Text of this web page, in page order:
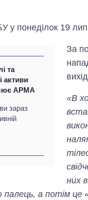
у понеділок 19
та
активи
АРМА
зараз
За
«В
них
а потім це